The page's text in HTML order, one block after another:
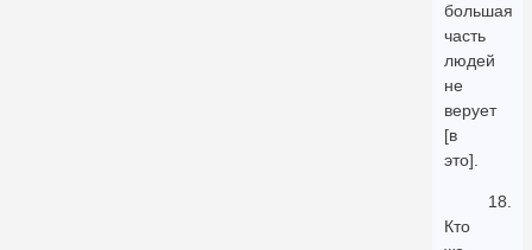
большая
часть
людей
не
верует
[в
это].
18.
Кто